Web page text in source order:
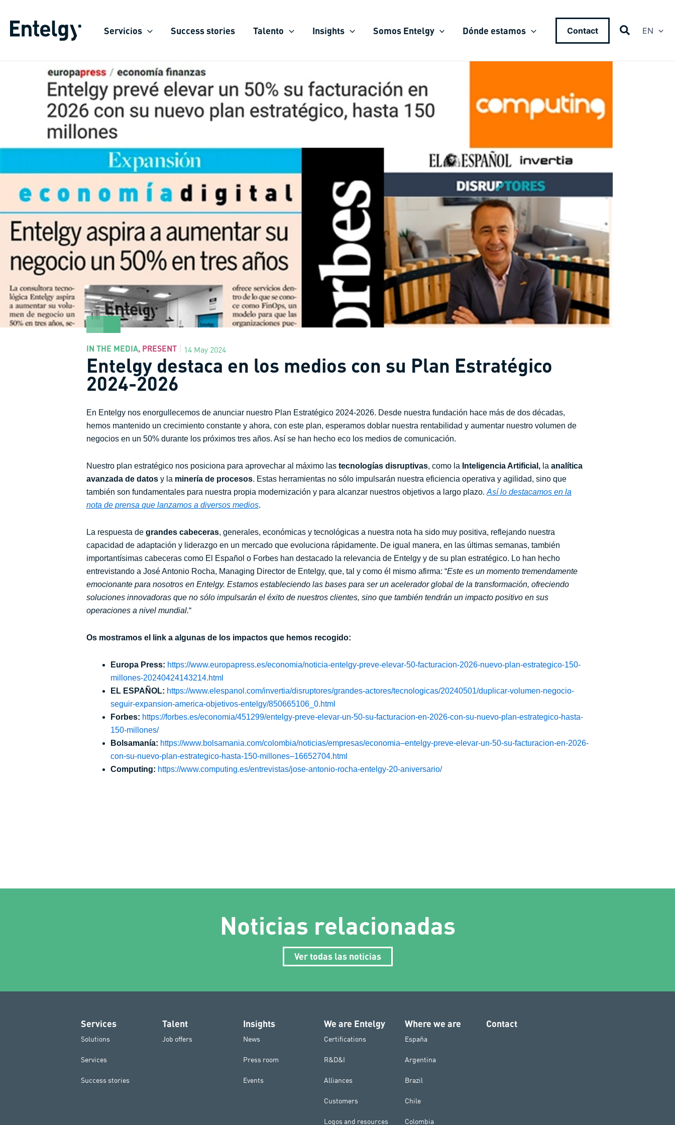
content
Servicios Success stories Talento Insights Somos Entelgy Dónde estamos Contact EN
IN THE MEDIA, PRESENT 14 May 2024
Entelgy destaca en los medios con su Plan Estratégico
2024-2026
En Entelgy nos enorgullecemos de anunciar nuestro Plan Estratégico 2024-2026. Desde nuestra fundación hace más de dos décadas,
hemos mantenido un crecimiento constante y ahora, con este plan, esperamos doblar nuestra rentabilidad y aumentar nuestro volumen de
negocios en un 50% durante los próximos tres años. Así se han hecho eco los medios de comunicación.
Nuestro plan estratégico nos posiciona para aprovechar al máximo las tecnologías disruptivas, como la Inteligencia Artificial, la analítica
avanzada de datos y la minería de procesos. Estas herramientas no sólo impulsarán nuestra eficiencia operativa y agilidad, sino que
también son fundamentales para nuestra propia modernización y para alcanzar nuestros objetivos a largo plazo. Así lo destacamos en la
nota de prensa que lanzamos a diversos medios.
La respuesta de grandes cabeceras, generales, económicas y tecnológicas a nuestra nota ha sido muy positiva, reflejando nuestra
capacidad de adaptación y liderazgo en un mercado que evoluciona rápidamente. De igual manera, en las últimas semanas, también
importantísimas cabeceras como El Español o Forbes han destacado la relevancia de Entelgy y de su plan estratégico. Lo han hecho
entrevistando a José Antonio Rocha, Managing Director de Entelgy, que, tal y como él mismo afirma: “Este es un momento tremendamente
emocionante para nosotros en Entelgy. Estamos estableciendo las bases para ser un acelerador global de la transformación, ofreciendo
soluciones innovadoras que no sólo impulsarán el éxito de nuestros clientes, sino que también tendrán un impacto positivo en sus
operaciones a nivel mundial.“
Os mostramos el link a algunas de los impactos que hemos recogido:
Europa Press: https://www.europapress.es/economia/noticia-entelgy-preve-elevar-50-facturacion-2026-nuevo-plan-estrategico-150-
millones-20240424143214.html
EL ESPAÑOL: https://www.elespanol.com/invertia/disruptores/grandes-actores/tecnologicas/20240501/duplicar-volumen-negocio-
seguir-expansion-america-objetivos-entelgy/850665106_0.html
Forbes: https://forbes.es/economia/451299/entelgy-preve-elevar-un-50-su-facturacion-en-2026-con-su-nuevo-plan-estrategico-hasta-
150-millones/
Bolsamanía: https://www.bolsamania.com/colombia/noticias/empresas/economia–entelgy-preve-elevar-un-50-su-facturacion-en-2026-
con-su-nuevo-plan-estrategico-hasta-150-millones–16652704.html
Computing: https://www.computing.es/entrevistas/jose-antonio-rocha-entelgy-20-aniversario/
Noticias relacionadas
Ver todas las noticias
Services
Solutions
Services
Success stories
Talent
Job offers
Insights
News
Press room
Events
We are Entelgy
Certifications
R&D&I
Alliances
Customers
Logos and resources
Where we are
España
Argentina
Brazil
Chile
Colombia
Contact